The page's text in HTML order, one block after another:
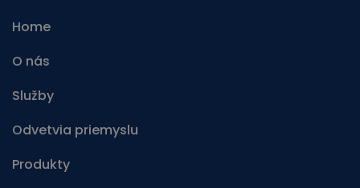
Home
O nás
Služby
Odvetvia priemyslu
Produkty